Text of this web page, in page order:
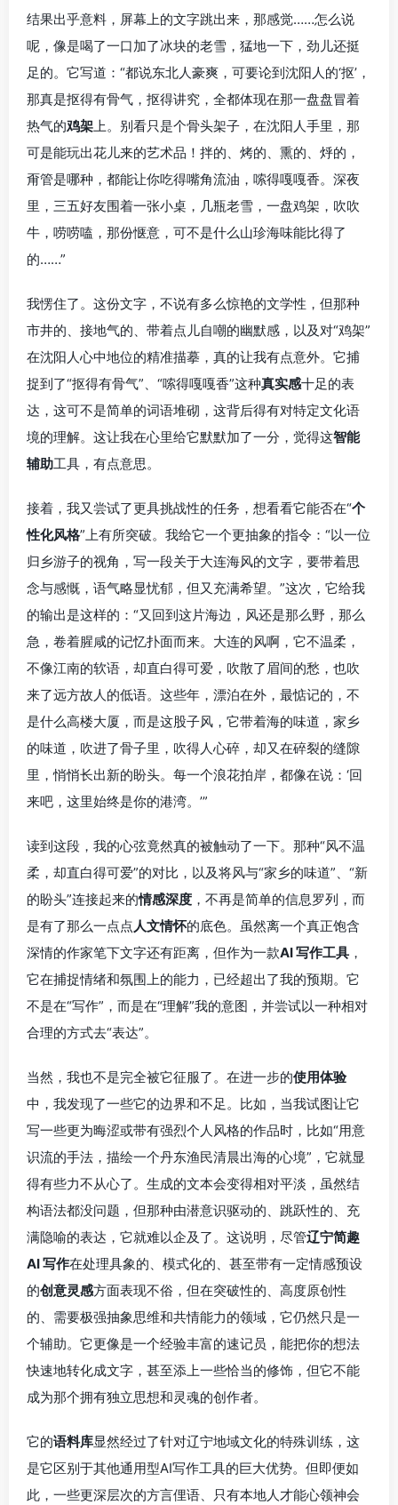
结果出乎意料，屏幕上的文字跳出来，那感觉……怎么说
呢，像是喝了一口加了冰块的老雪，猛地一下，劲儿还挺
足的。它写道：“都说东北人豪爽，可要论到沈阳人的‘抠’，
那真是抠得有骨气，抠得讲究，全都体现在那一盘盘冒着
热气的鸡架上。别看只是个骨头架子，在沈阳人手里，那
可是能玩出花儿来的艺术品！拌的、烤的、熏的、烀的，
甭管是哪种，都能让你吃得嘴角流油，嗦得嘎嘎香。深夜
里，三五好友围着一张小桌，几瓶老雪，一盘鸡架，吹吹
牛，唠唠嗑，那份惬意，可不是什么山珍海味能比得了
的……”
我愣住了。这份文字，不说有多么惊艳的文学性，但那种
市井的、接地气的、带着点儿自嘲的幽默感，以及对“鸡架”
在沈阳人心中地位的精准描摹，真的让我有点意外。它捕
捉到了“抠得有骨气”、“嗦得嘎嘎香”这种真实感十足的表
达，这可不是简单的词语堆砌，这背后得有对特定文化语
境的理解。这让我在心里给它默默加了一分，觉得这智能
辅助工具，有点意思。
接着，我又尝试了更具挑战性的任务，想看看它能否在“个
性化风格”上有所突破。我给它一个更抽象的指令：“以一位
归乡游子的视角，写一段关于大连海风的文字，要带着思
念与感慨，语气略显忧郁，但又充满希望。”这次，它给我
的输出是这样的：“又回到这片海边，风还是那么野，那么
急，卷着腥咸的记忆扑面而来。大连的风啊，它不温柔，
不像江南的软语，却直白得可爱，吹散了眉间的愁，也吹
来了远方故人的低语。这些年，漂泊在外，最惦记的，不
是什么高楼大厦，而是这股子风，它带着海的味道，家乡
的味道，吹进了骨子里，吹得人心碎，却又在碎裂的缝隙
里，悄悄长出新的盼头。每一个浪花拍岸，都像在说：‘回
来吧，这里始终是你的港湾。’”
读到这段，我的心弦竟然真的被触动了一下。那种“风不温
柔，却直白得可爱”的对比，以及将风与“家乡的味道”、“新
的盼头”连接起来的情感深度 ，不再是简单的信息罗列，而
是有了那么一点点人文情怀的底色。虽然离一个真正饱含
深情的作家笔下文字还有距离，但作为一款AI 写作工具 ，
它在捕捉情绪和氛围上的能力，已经超出了我的预期。它
不是在“写作”，而是在“理解”我的意图，并尝试以一种相对
合理的方式去“表达”。
当然，我也不是完全被它征服了。在进一步的使用体验
中，我发现了一些它的边界和不足。比如，当我试图让它
写一些更为晦涩或带有强烈个人风格的作品时，比如“用意
识流的手法，描绘一个丹东渔民清晨出海的心境”，它就显
得有些力不从心了。生成的文本会变得相对平淡，虽然结
构语法都没问题，但那种由潜意识驱动的、跳跃性的、充
满隐喻的表达，它就难以企及了。这说明，尽管辽宁简趣
AI 写作在处理具象的、模式化的、甚至带有一定情感预设
的创意灵感方面表现不俗，但在突破性的、高度原创性
的、需要极强抽象思维和共情能力的领域，它仍然只是一
个辅助。它更像是一个经验丰富的速记员，能把你的想法
快速地转化成文字，甚至添上一些恰当的修饰，但它不能
成为那个拥有独立思想和灵魂的创作者。
它的语料库显然经过了针对辽宁地域文化的特殊训练，这
是它区别于其他通用型AI写作工具的巨大优势。但即便如
此，一些更深层次的方言俚语、只有本地人才能心领神会